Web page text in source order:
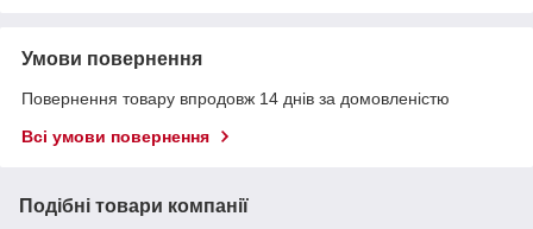
Умови повернення
Повернення товару впродовж 14 днів за домовленістю
Всі умови повернення
Подібні товари компанії